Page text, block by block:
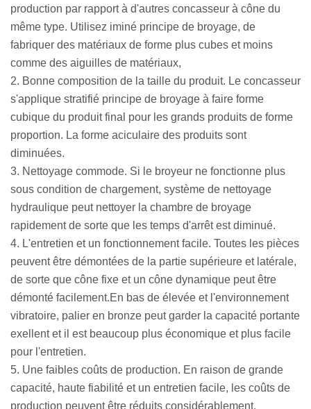
production par rapport à d'autres concasseur à cône du
même type. Utilisez iminé principe de broyage, de
fabriquer des matériaux de forme plus cubes et moins
comme des aiguilles de matériaux,
2. Bonne composition de la taille du produit. Le concasseur
s'applique stratifié principe de broyage à faire forme
cubique du produit final pour les grands produits de forme
proportion. La forme aciculaire des produits sont
diminuées.
3. Nettoyage commode. Si le broyeur ne fonctionne plus
sous condition de chargement, système de nettoyage
hydraulique peut nettoyer la chambre de broyage
rapidement de sorte que les temps d'arrêt est diminué.
4. L'entretien et un fonctionnement facile. Toutes les pièces
peuvent être démontées de la partie supérieure et latérale,
de sorte que cône fixe et un cône dynamique peut être
démonté facilement.En bas de élevée et l'environnement
vibratoire, palier en bronze peut garder la capacité portante
exellent et il est beaucoup plus économique et plus facile
pour l'entretien.
5. Une faibles coûts de production. En raison de grande
capacité, haute fiabilité et un entretien facile, les coûts de
production peuvent être réduits considérablement.